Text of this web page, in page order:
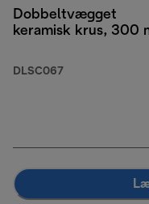
Dobbeltvægget
keramisk krus, 300
DLSC067